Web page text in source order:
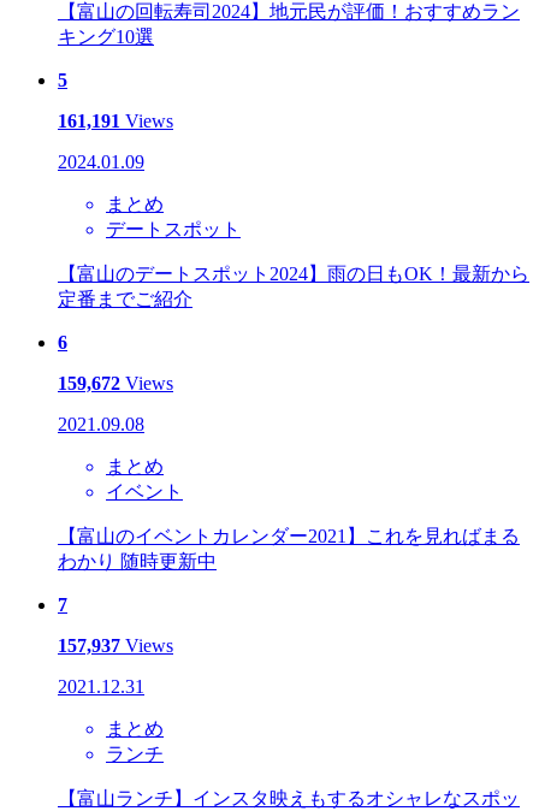
【富山の回転寿司2024】地元民が評価！おすすめラン
キング10選
5
161,191 Views
2024.01.09
まとめ
デートスポット
【富山のデートスポット2024】雨の日もOK！最新から
定番までご紹介
6
159,672 Views
2021.09.08
まとめ
イベント
【富山のイベントカレンダー2021】これを見ればまる
わかり 随時更新中
7
157,937 Views
2021.12.31
まとめ
ランチ
【富山ランチ】インスタ映えもするオシャレなスポッ